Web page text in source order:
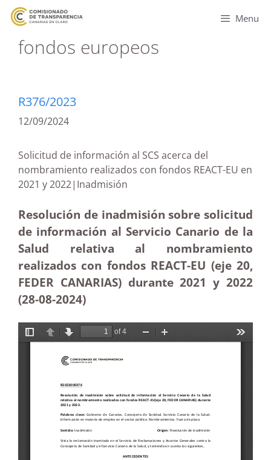
Menu
fondos europeos
R376/2023
12/09/2024
Solicitud de información al SCS acerca del
nombramiento realizados con fondos REACT-EU en
2021 y 2022|Inadmisión
Resolución de inadmisión sobre solicitud
de información al Servicio Canario de la
Salud relativa al nombramiento
realizados con fondos REACT-EU (eje 20,
FEDER CANARIAS) durante 2021 y 2022
(28-08-2024)